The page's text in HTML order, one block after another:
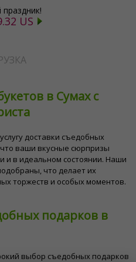
праздник!
US
в Сумах с
доставки съедобных
ваши вкусные сюрпризы
и в идеальном состоянии. Наши
что делает их
торжеств и особых моментов.
подарков в
выбор съедобных подарков